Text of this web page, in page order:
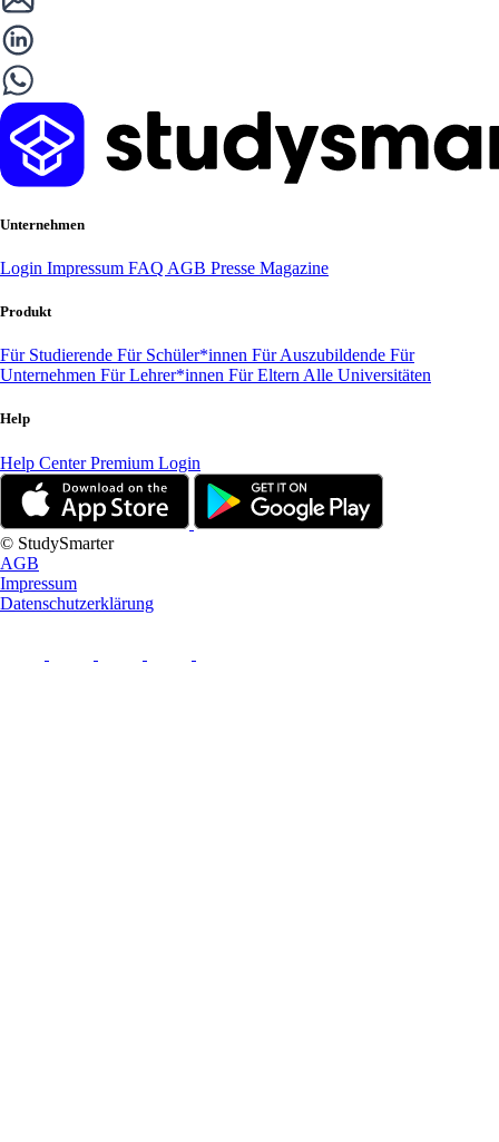
Unternehmen
Login Impressum FAQ AGB Presse Magazine
Produkt
Für Studierende Für Schüler*innen Für Auszubildende Für
Unternehmen Für Lehrer*innen Für Eltern Alle Universitäten
Help
Help CenterPremium Login
© StudySmarter
AGB
Impressum
Datenschutzerklärung